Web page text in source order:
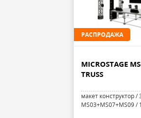
РАСПРОДАЖА
MICROSTAGE
TRUSS
макет конструктор /
MS03+MS07+MS09 /